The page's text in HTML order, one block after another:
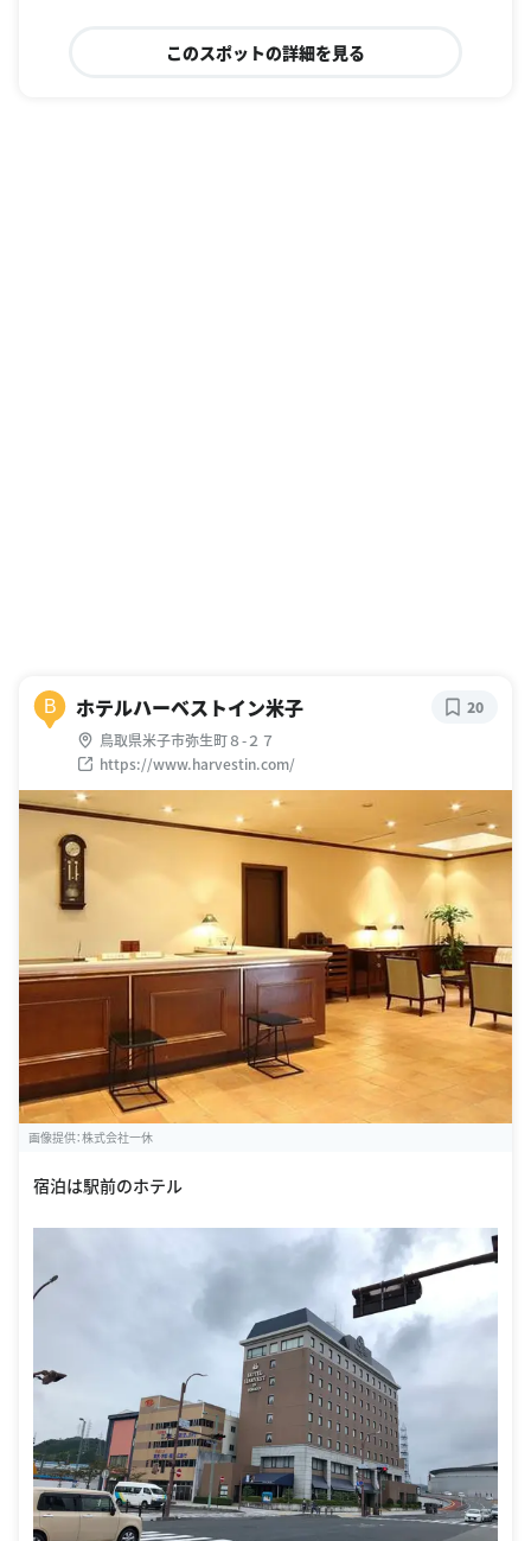
このスポットの詳細を見る
B ホテルハーベストイン米子
鳥取県米子市弥生町８-２７
https://www.harvestin.com/
20
画像提供：株式会社一休
宿泊は駅前のホテル